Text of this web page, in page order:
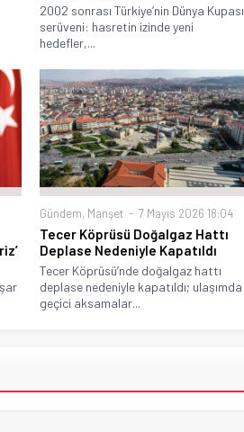
2002 sonrası Türkiye’nin Dünya Kupası
serüveni: hasretin izinde yeni
hedefler,...
Gündem, Manşet 7 Mayıs 2026 18:04
Tecer Köprüsü Doğalgaz Hattı
Deplase Nedeniyle Kapatıldı
Tecer Köprüsü’nde doğalgaz hattı
deplase nedeniyle kapatıldı; ulaşımda
geçici aksamalar...